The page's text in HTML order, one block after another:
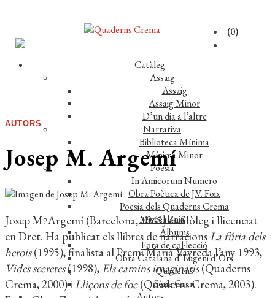
(0)
Catàleg
Assaig
Assaig
Assaig Minor
D’un dia a l’altre
Narrativa
Biblioteca Mínima
Mínima Minor
Poesia
In Amicorum Numero
Obra Poètica de J.V. Foix
Poesia dels Quaderns Crema
Miscel·lània
Àlbums
Fora de col·lecció
Obra Catalana d’Eugeni d’Ors
Quaderns
Sèrie Gran
AUTORS
Josep M. Argemí
Josep M. Argemí (Barcelona, 1965) és filòleg i llicenciat
en Dret. Ha publicat els llibres de narracionsLa fúria dels
herois(1995), finalista al Premi Marià Vayreda l’any 1993,
Vides secretes(1998), Els camins imaginaris(Quaderns
Crema, 2000) iLliçons de foc(Quaderns Crema, 2003).